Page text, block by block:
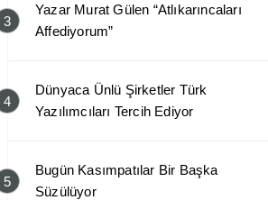
3
Yazar Murat Gülen “Atlıkarıncaları
Affediyorum”
4
Dünyaca Ünlü Şirketler Türk
Yazılımcıları Tercih Ediyor
5
Bugün Kasımpatılar Bir Başka
Süzülüyor